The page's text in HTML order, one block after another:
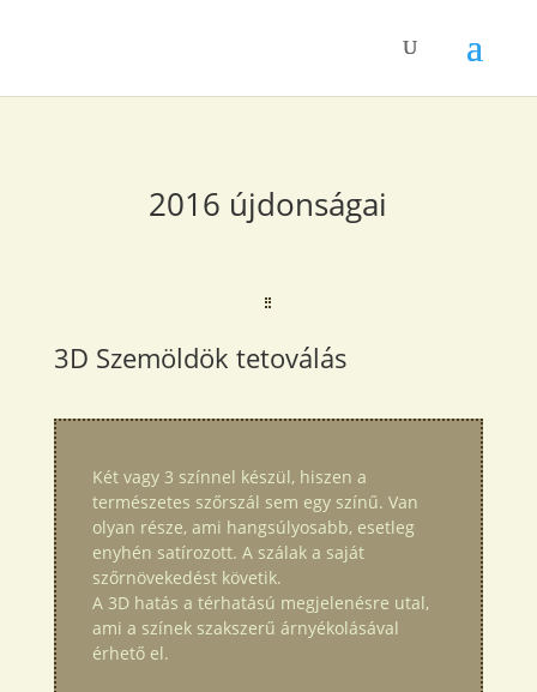
2016 újdonságai
3D Szemöldök tetoválás
Két vagy 3 színnel készül, hiszen a
természetes szőrszál sem egy színű. Van
olyan része, ami hangsúlyosabb, esetleg
enyhén satírozott. A szálak a saját
szőrnövekedést követik.
A 3D hatás a térhatású megjelenésre utal,
ami a színek szakszerű árnyékolásával
érhető el.